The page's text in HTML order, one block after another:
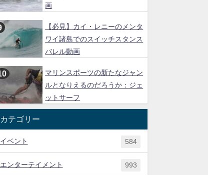
画
【必見】カイ・レニーのメンタ
ワイ諸島でのスイッチスタンス
バレル動画
マリンスポーツの新たなジャン
ルとなりえるのだろうか：ジェ
ットサーフ
カテゴリー
イベント 584
エンターテイメント 993